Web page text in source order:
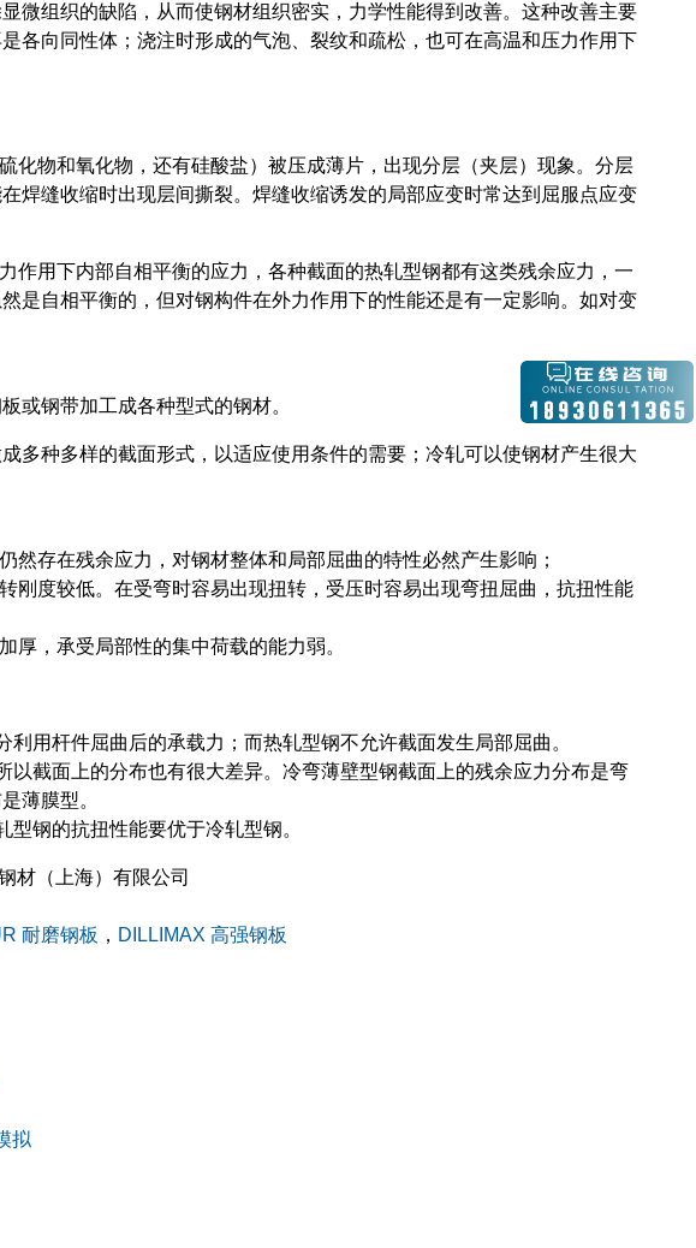
微组织的缺陷，从而使钢材组织密实，力学性能得到改善。这种改善主要
各向同性体；浇注时形成的气泡、裂纹和疏松，也可在高温和压力作用下
化物和氧化物，还有硅酸盐）被压成薄片，出现分层（夹层）现象。分层
焊缝收缩时出现层间撕裂。焊缝收缩诱发的局部应变时常达到屈服点应变
作用下内部自相平衡的应力，各种截面的热轧型钢都有这类残余应力，一
是自相平衡的，但对钢构件在外力作用下的性能还是有一定影响。如对变
或钢带加工成各种型式的钢材。
多种多样的截面形式，以适应使用条件的需要；冷轧可以使钢材产生很大
然存在残余应力，对钢材整体和局部屈曲的特性必然产生影响；
刚度较低。在受弯时容易出现扭转，受压时容易出现弯扭屈曲，抗扭性能
厚，承受局部性的集中荷载的能力弱。
用杆件屈曲后的承载力；而热轧型钢不允许截面发生局部屈曲。
截面上的分布也有很大差异。冷弯薄壁型钢截面上的残余应力分布是弯
薄膜型。
钢的抗扭性能要优于冷轧型钢。
（上海）有限公司
耐磨钢板 ， DILLIMAX 高强钢板
拟